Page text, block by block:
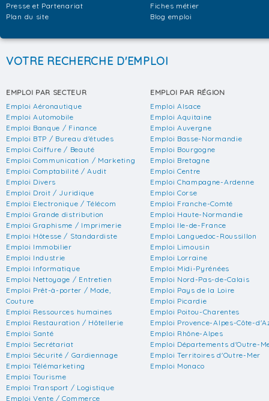
Presse et Partenariat
Plan du site
Fiches métier
Blog emploi
VOTRE RECHERCHE D'EMPLOI
EMPLOI PAR SECTEUR
Emploi Aéronautique
Emploi Automobile
Emploi Banque / Finance
Emploi BTP / Bureau d'études
Emploi Coiffure / Beauté
Emploi Communication / Marketing
Emploi Comptabilité / Audit
Emploi Divers
Emploi Droit / Juridique
Emploi Electronique / Télécom
Emploi Grande distribution
Emploi Graphisme / Imprimerie
Emploi Hôtesse / Standardiste
Emploi Immobilier
Emploi Industrie
Emploi Informatique
Emploi Nettoyage / Entretien
Emploi Prêt-à-porter / Mode,
Couture
Emploi Ressources humaines
Emploi Restauration / Hôtellerie
Emploi Santé
Emploi Secrétariat
Emploi Sécurité / Gardiennage
Emploi Télémarketing
Emploi Tourisme
Emploi Transport / Logistique
Emploi Vente / Commerce
EMPLOI PAR RÉGION
Emploi Alsace
Emploi Aquitaine
Emploi Auvergne
Emploi Basse-Normandie
Emploi Bourgogne
Emploi Bretagne
Emploi Centre
Emploi Champagne-Ardenne
Emploi Corse
Emploi Franche-Comté
Emploi Haute-Normandie
Emploi Ile-de-France
Emploi Languedoc-Roussillon
Emploi Limousin
Emploi Lorraine
Emploi Midi-Pyrénées
Emploi Nord-Pas-de-Calais
Emploi Pays de la Loire
Emploi Picardie
Emploi Poitou-Charentes
Emploi Provence-Alpes-Côte-
Emploi Rhône-Alpes
Emploi Départements d'Outre-
Emploi Territoires d'Outre-Mer
Emploi Monaco